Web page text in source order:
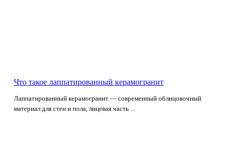
Что такое лаппатированный керамогранит
Лаппатированный керамогранит — современный облицовочный
материал для стен и пола, лицевая часть ...